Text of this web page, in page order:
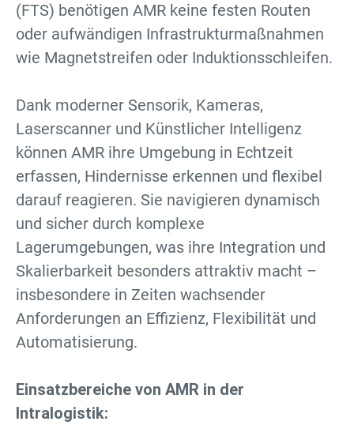
(FTS) benötigen AMR keine festen Routen
oder aufwändigen Infrastrukturmaßnahmen
wie Magnetstreifen oder Induktionsschleifen.
Dank moderner Sensorik, Kameras,
Laserscanner und Künstlicher Intelligenz
können AMR ihre Umgebung in Echtzeit
erfassen, Hindernisse erkennen und flexibel
darauf reagieren. Sie navigieren dynamisch
und sicher durch komplexe
Lagerumgebungen, was ihre Integration und
Skalierbarkeit besonders attraktiv macht –
insbesondere in Zeiten wachsender
Anforderungen an Effizienz, Flexibilität und
Automatisierung.
Einsatzbereiche von AMR in der
Intralogistik: